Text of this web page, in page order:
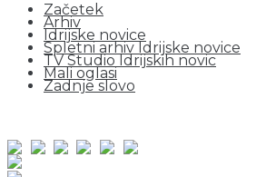
Začetek
Arhiv
Idrijske novice
Spletni arhiv Idrijske novice
TV Studio Idrijskih novic
Mali oglasi
Zadnje slovo